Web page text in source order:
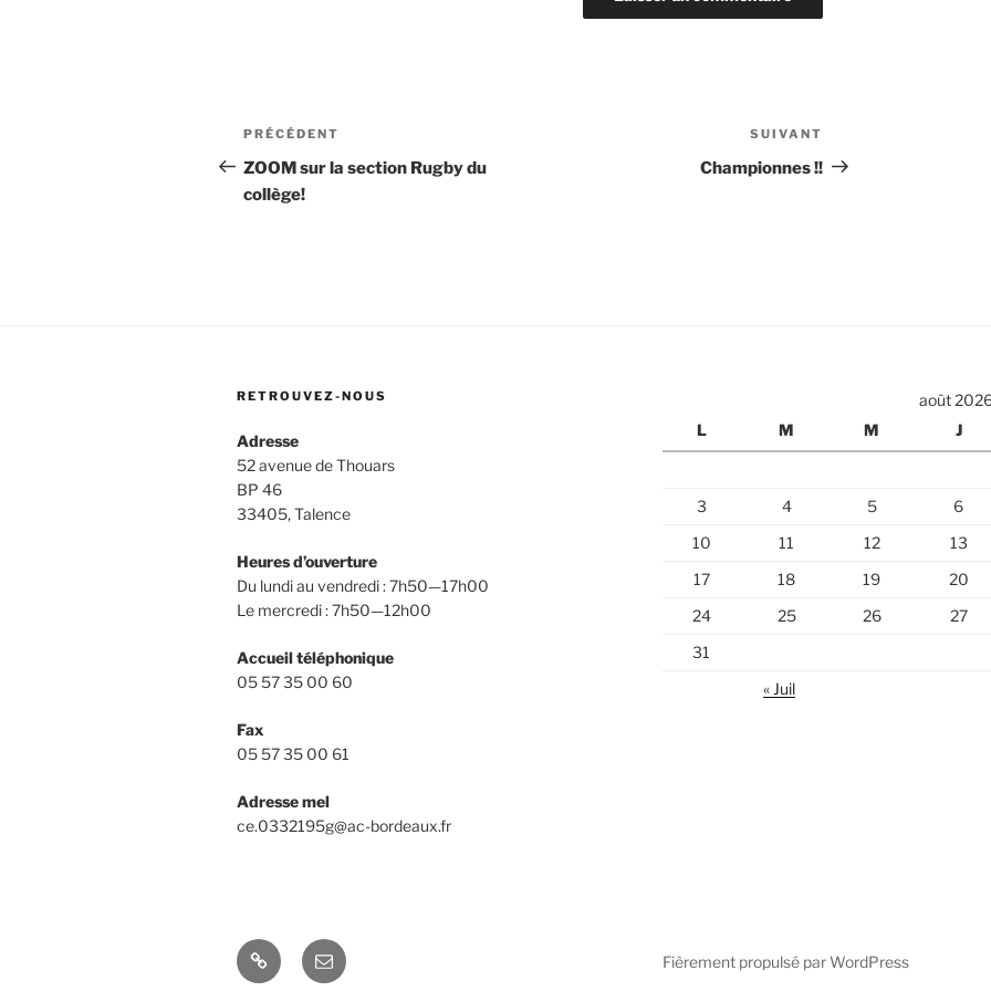
Navigation
de
l’article
Article
précédent
PRÉCÉDENT
ZOOM sur la section Rugby du
collège!
suivant
SUIVANT
Championnes !!
RETROUVEZ-NOUS
Adresse
52 avenue de Thouars
BP 46
33405, Talence
Heures d’ouverture
Du lundi au vendredi : 7h50—17h00
Le mercredi : 7h50—12h00
Accueil téléphonique
05 57 35 00 60
Fax
05 57 35 00 61
Adresse mel
ce.0332195g@ac-bordeaux.fr
août
L
M M J
3
4 5 6
10
11 12 13
17
18 19 20
24
25 26 27
31
« Juil
PronoteE-
mail
Fièrement propulsé par WordPress